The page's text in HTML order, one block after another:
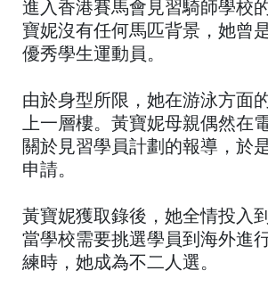
進入香港賽馬會見習騎師學校
寶妮沒有任何馬匹背景，她曾
優秀學生運動員。
由於身型所限，她在游泳方面
上一層樓。黃寶妮母親偶然在
關於見習學員計劃的報導，於
申請。
黃寶妮獲取錄後，她全情投入
當學校需要挑選學員到海外進
練時，她成為不二人選。